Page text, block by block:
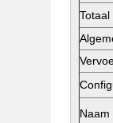
Totaal
Naam